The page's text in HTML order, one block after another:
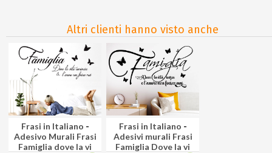
Altri clienti hanno visto anche
Frasi in Italiano -
Adesivo Murali Frasi
Famiglia dove la vi
Frasi in Italiano -
Adesivi murali Frasi
Famiglia Dove la vi